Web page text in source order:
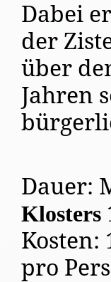
Dabei
der
über
Jahren
Dauer:
Klosters
Kosten:
pro